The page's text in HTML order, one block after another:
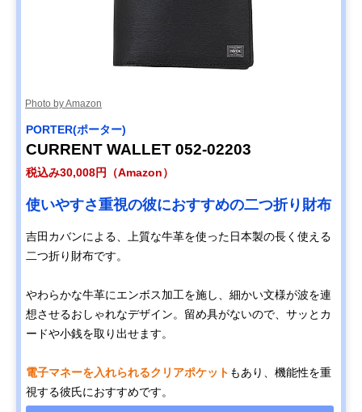
Photo by Amazon
PORTER(ポーター)
CURRENT WALLET 052-02203
税込み30,008円（Amazon）
使いやすさ重視の彼におすすめの二つ折り財布
吉田カバンによる、上質な牛革を使った日本製の長く使える
二つ折り財布です。
やわらかな牛革にエンボス加工を施し、細かい文様が波を連
想させるおしゃれなデザイン。留め具がないので、サッとカ
ードや小銭を取り出せます。
電子マネーを入れられるクリアポケット もあり、機能性を重
視する彼氏におすすめです。